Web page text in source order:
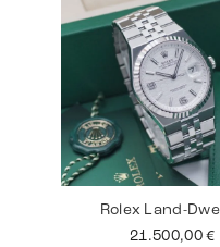
Rolex Land-
21.500,00€